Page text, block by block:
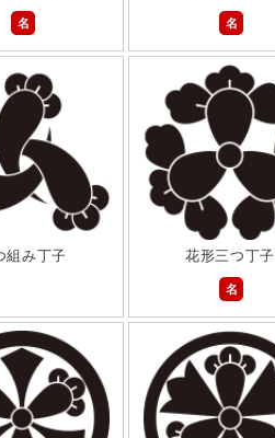
名
名
組み丁子
花形三つ丁子
名